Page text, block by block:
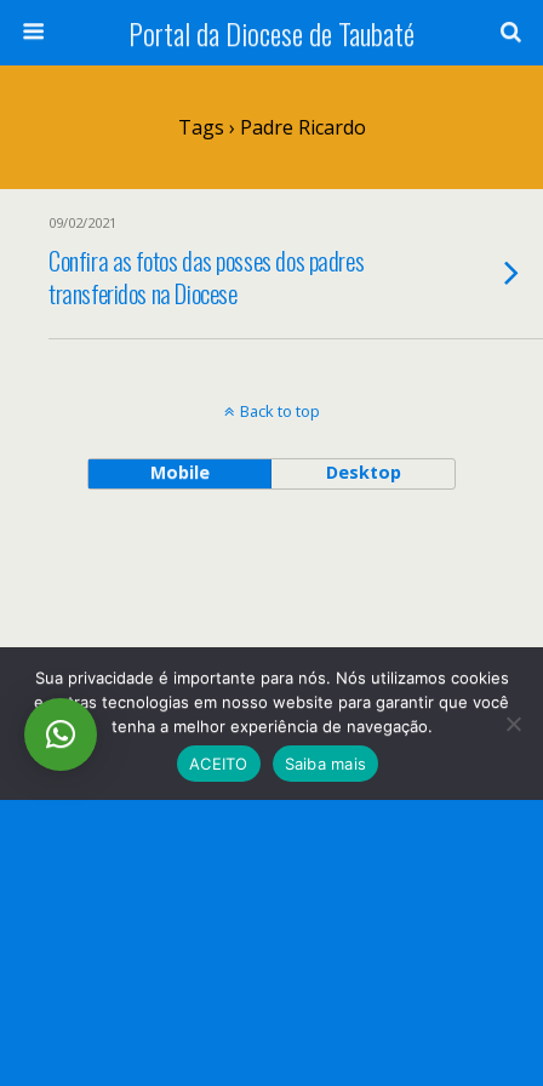
Portal da Diocese de Taubaté
Tags › Padre Ricardo
09/02/2021
Confira as fotos das posses dos padres
transferidos na Diocese
Back to top
Mobile Desktop
Sua privacidade é importante para nós. Nós utilizamos cookies
e outras tecnologias em nosso website para garantir que você
tenha a melhor experiência de navegação.
ACEITO
Saiba mais